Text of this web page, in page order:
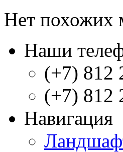
Нет похожих
Наши
(+7) 812
(+7) 812
Навигация